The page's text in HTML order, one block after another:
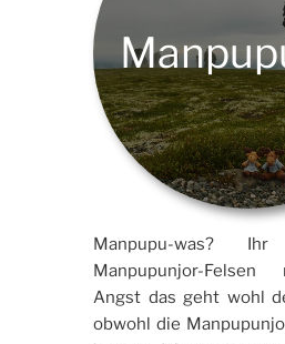
Manpupu-was?
Manpupunjor-
Angst das geht wohl
obwohl die